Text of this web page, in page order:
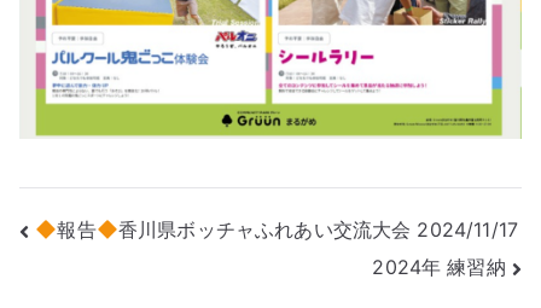
投報告
香川県ボッチャふれあい交流大会 2024/11/17
2024年 練習納